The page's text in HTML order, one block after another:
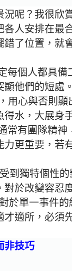
呢？我很欣
人安排在最
了位置，就
每個人都具
他們的短處。
用心與否則
水，大展身
常有團隊精
更重要，若
到獨特個性
於改變容忍
於單一事件
適所，必須
非技巧